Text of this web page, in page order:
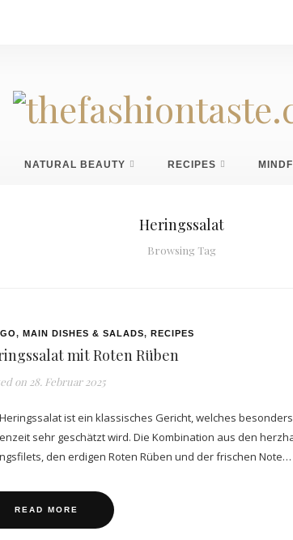
NATURAL BEAUTY RECIPES
Heringssalat
Browsing Tag
, MAIN DISHES & SALADS, RECIPES
mit Roten Rüben
on 28. Februar 2025
ist ein klassisches Gericht, welches
sehr geschätzt wird. Die Kombination aus den
den erdigen Roten Rüben und der frischen Note…
READ MORE